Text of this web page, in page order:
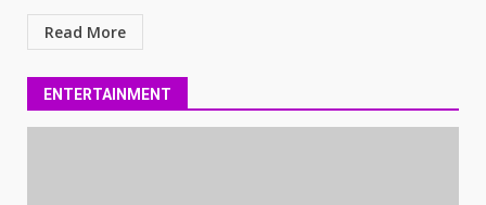
Read More
ENTERTAINMENT